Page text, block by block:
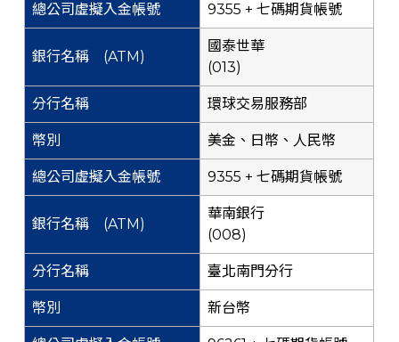
9355 + 七碼期貨帳號
國泰世華
(013)
環球交易服務部
美金、日幣、人民幣
9355 + 七碼期貨帳號
華南銀行
(008)
臺北南門分行
新台幣